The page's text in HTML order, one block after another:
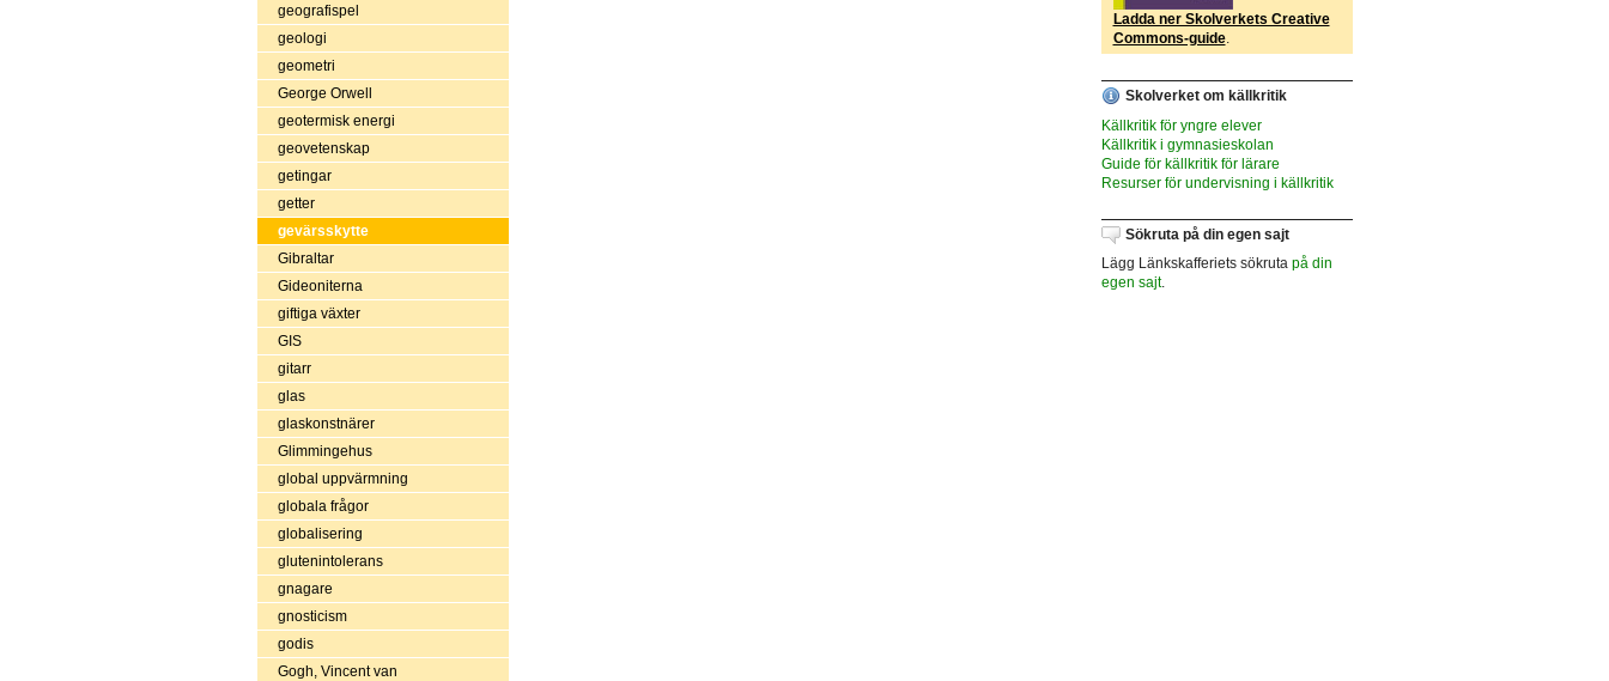
geografispel
geologi
geometri
George Orwell
geotermisk energi
geovetenskap
getingar
getter
gevärsskytte
Gibraltar
Gideoniterna
giftiga växter
GIS
gitarr
glas
glaskonstnärer
Glimmingehus
global uppvärmning
globala frågor
globalisering
glutenintolerans
gnagare
gnosticism
godis
Gogh, Vincent van
Ladda ner Skolverkets Creative
Commons-guide.
Skolverket om källkritik
Källkritik för yngre elever
Källkritik i gymnasieskolan
Guide för källkritik för lärare
Resurser för undervisning i källkritik
Sökruta på din egen sajt
Lägg Länkskafferiets sökruta på din
egen sajt.